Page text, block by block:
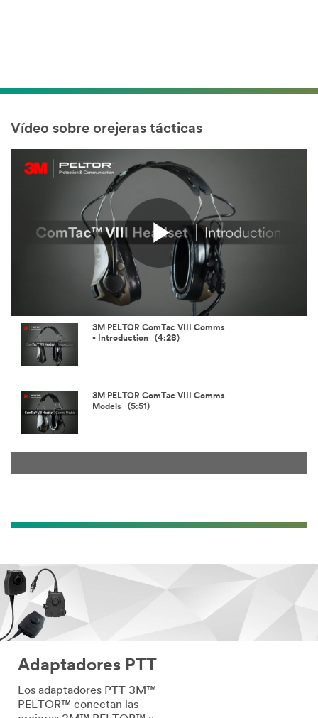
Vídeo sobre orejeras tácticas
Play
Video
3M PELTOR ComTac VIII Comms
- Introduction (4:28)
3M PELTOR ComTac VIII Comms
Models (5:51)
Adaptadores PTT
Los adaptadores PTT 3M™
PELTOR™ conectan las